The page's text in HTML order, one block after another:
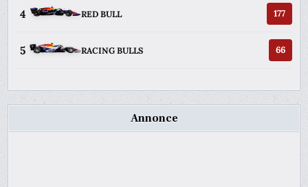
4 RED BULL 177
5 RACING BULLS 66
Annonce